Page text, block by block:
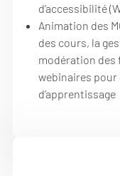
d’accessibilité
Animation des
des cours, la
modération des
webinaires pour
d’apprentissage